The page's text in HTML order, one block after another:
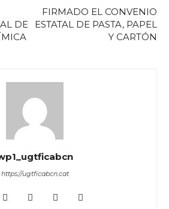
DE
FIRMADO EL CONVENIO
ESTATAL DE PASTA, PAPEL
Y CARTÓN
https://ugtficabcn.cat